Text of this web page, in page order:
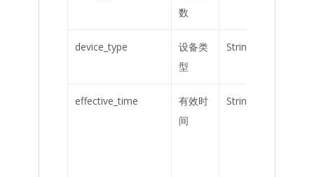
数
device_type
设备类
型
String
effective_time
有效时
间
String